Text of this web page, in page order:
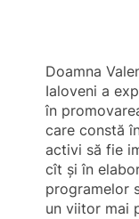
Doamna
Ialoveni a
în
care constă
activi să fie
cît şi în
programelor
un viitor mai